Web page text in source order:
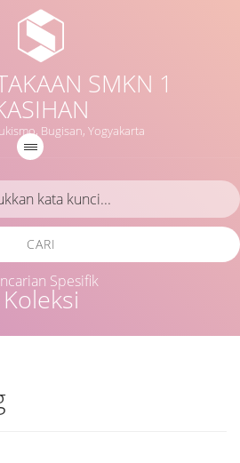
SMKN 1
Bugisan, Yogyakarta
Koleksi
CARI
Spesifik